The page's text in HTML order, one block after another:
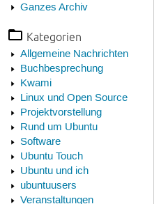
Ganzes Archiv
Kategorien
Allgemeine Nachrichten
Buchbesprechung
Kwami
Linux und Open Source
Projektvorstellung
Rund um Ubuntu
Software
Ubuntu Touch
Ubuntu und ich
ubuntuusers
Veranstaltungen